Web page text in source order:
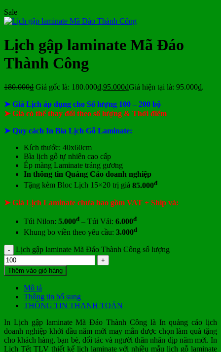
Sale
Lịch gập laminate Mã Đáo
Thành Công
180.000₫ Giá gốc là: 180.000₫.95.000₫Giá hiện tại là: 95.000₫.
➤ Giá Lịch áp dụng cho Số lượng 100 – 200 bộ
➤ Giá có thể thay đổi theo số lượng & Thời điểm
➤ Quy cách In Bìa Lịch Gỗ Laminate:
Kích thước: 40x60cm
Bìa lịch gỗ tự nhiên cao cấp
Ép màng Laminate tráng gương
In thông tin Quảng Cáo doanh nghiệp
Tặng kèm Bloc Lịch 15×20 trị giá 85.000đ
➤ Giá Lịch Laminate chưa bao gồm VAT + Ship và:
Túi Nilon: 5.000đ – Túi Vải: 6.000đ
Khung bo viền theo yêu cầu: 3.000đ
Lịch gập laminate Mã Đáo Thành Công số lượng
Thêm vào giỏ hàng
Mô tả
Thông tin bổ sung
THÔNG TIN THANH TOÁN
In Lịch gập laminate Mã Đáo Thành Công là In quảng cáo lịch
doanh nghiệp khởi đầu năm mới may mắn được chọn làm quà tặng
cho khách hàng, bạn bè, đối tác và người thân nhân dịp năm mới. In
Lịch Tết TLV thiết kế lịch laminate với nhiều mẫu lịch gỗ laminate